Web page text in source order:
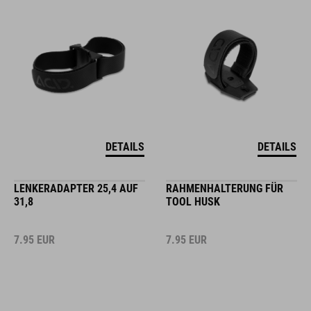
DETAILS DETAILS
LENKERADAPTER 25,4 AUF
31,8
7.95 EUR
RAHMENHALTERUNG FÜR
TOOL HUSK
7.95 EUR